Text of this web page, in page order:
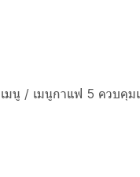
นู / เมนูกาแฟ 5 ควบคุมเ